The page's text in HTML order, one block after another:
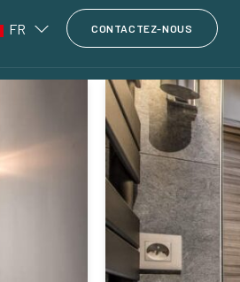
FR CONTACTEZ-NOUS